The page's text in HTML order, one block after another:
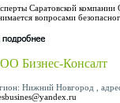
Саратовской
вопросами
Бизнес-Консалт
Нижний Новгород ,